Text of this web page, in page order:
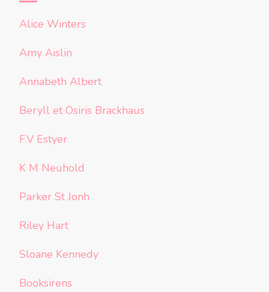
Alice Winters
Amy Aislin
Annabeth Albert
Beryll et Osiris Brackhaus
F.V Estyer
K M Neuhold
Parker St Jonh
Riley Hart
Sloane Kennedy
Booksirens